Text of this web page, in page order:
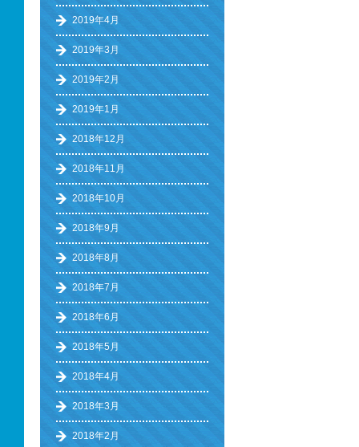
2019年4月
2019年3月
2019年2月
2019年1月
2018年12月
2018年11月
2018年10月
2018年9月
2018年8月
2018年7月
2018年6月
2018年5月
2018年4月
2018年3月
2018年2月